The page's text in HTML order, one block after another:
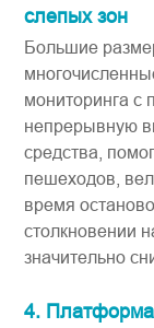
слепых зон
Большие
мониторинга​​ с
непрерывную
средства,
пешеходов,
время
столкновении
значительно
4. Платформа